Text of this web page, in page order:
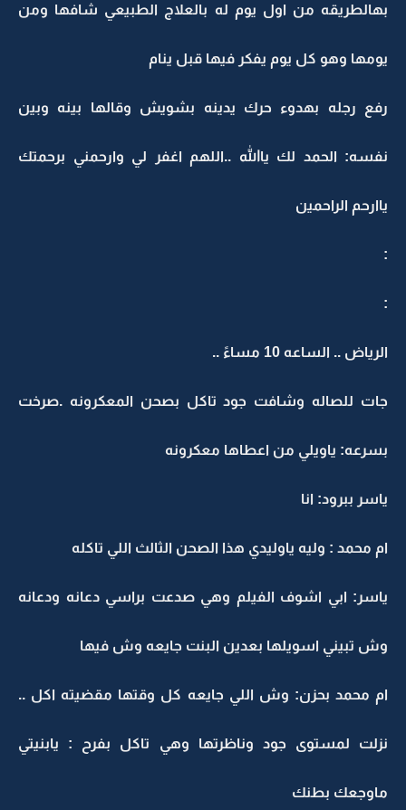
بهالطريقه من اول يوم له بالعلاج الطبيعي شافها ومن
يومها وهو كل يوم يفكر فيها قبل ينام
رفع رجله بهدوء حرك يدينه بشويش وقالها بينه وبين
نفسه: الحمد لك ياالله ..اللهم اغفر لي وارحمني برحمتك
ياارحم الراحمين
:
:
الرياض .. الساعه 10 مساءً ..
جات للصاله وشافت جود تاكل بصحن المعكرونه .صرخت
بسرعه: ياويلي من اعطاها معكرونه
ياسر ببرود: انا
ام محمد : وليه ياوليدي هذا الصحن الثالث اللي تاكله
ياسر: ابي اشوف الفيلم وهي صدعت براسي دعانه ودعانه
وش تبيني اسويلها بعدين البنت جايعه وش فيها
ام محمد بحزن: وش اللي جايعه كل وقتها مقضيته اكل ..
نزلت لمستوى جود وناظرتها وهي تاكل بفرح : يابنيتي
ماوجعك بطنك